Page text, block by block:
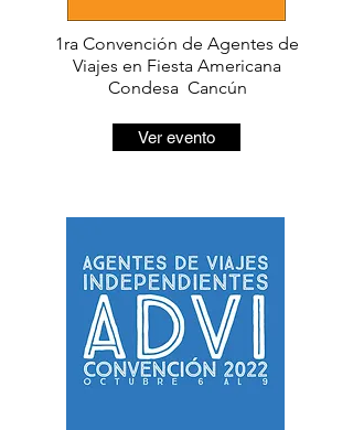
1ra Convención de Agentes de
Viajes en Fiesta Americana
Condesa Cancún
Ver evento